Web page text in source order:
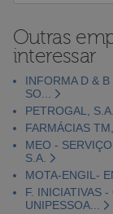
Outras
interessar
INFORMA D &
SO...
PETROGAL, S.A.
FARMÁCIAS
MEO -
S.A.
MOTA-ENGIL-
F. INICIATIVAS -
UNIPESSOA...